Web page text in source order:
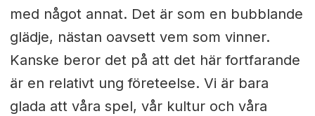
med något annat. Det är som en bubblande
glädje, nästan oavsett vem som vinner.
Kanske beror det på att det här fortfarande
är en relativt ung företeelse. Vi är bara
glada att våra spel, vår kultur och våra